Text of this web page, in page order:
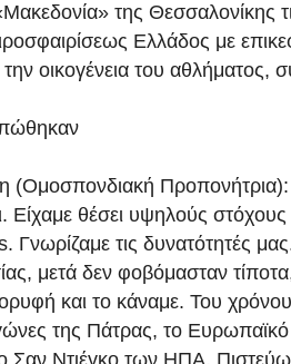
της Θεσσαλονίκης
Ελλάδος με
οικογένεια του αθλήματος,
(Ομοσπονδιακή
Είχαμε θέσει υψηλούς
Γνωρίζαμε τις δυνατότητές
μετά δεν φοβόμασταν
και το κάναμε. Του
της Πάτρας, το